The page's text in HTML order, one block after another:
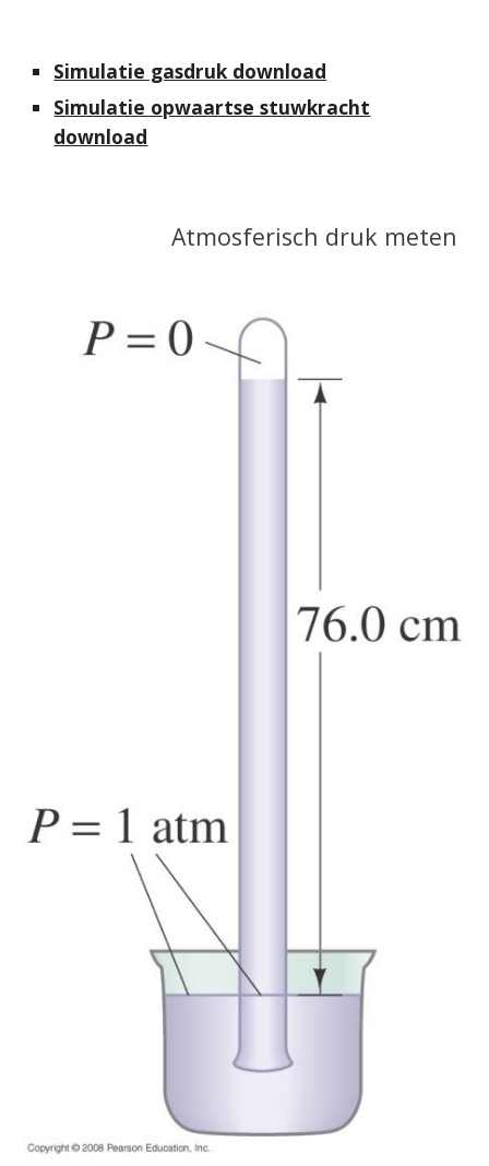
Simulatie gasdruk download
Simulatie opwaartse stuwkracht
download
Atmosferisch druk meten